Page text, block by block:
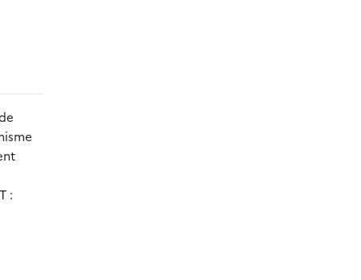
: